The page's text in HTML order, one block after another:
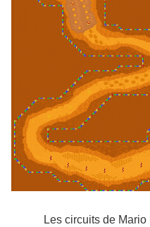
Les circuits de